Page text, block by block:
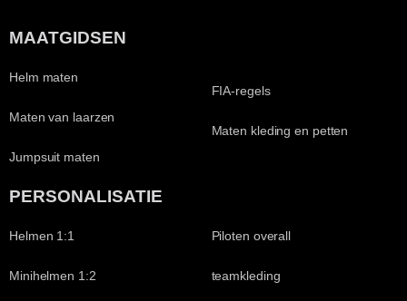
MAATGIDSEN
Helm maten
Maten van laarzen
Jumpsuit maten
FIA-regels
Maten kleding en petten
PERSONALISATIE
Helmen 1:1
Minihelmen 1:2
Piloten overall
teamkleding